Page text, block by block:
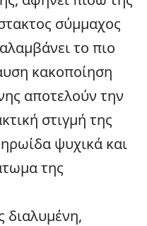
σύμμαχος
το πιο
κακοποίηση
αποτελούν την
στιγμή της
ψυχικά και
της
διαλυμένη,